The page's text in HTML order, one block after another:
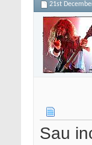
21st
Sau